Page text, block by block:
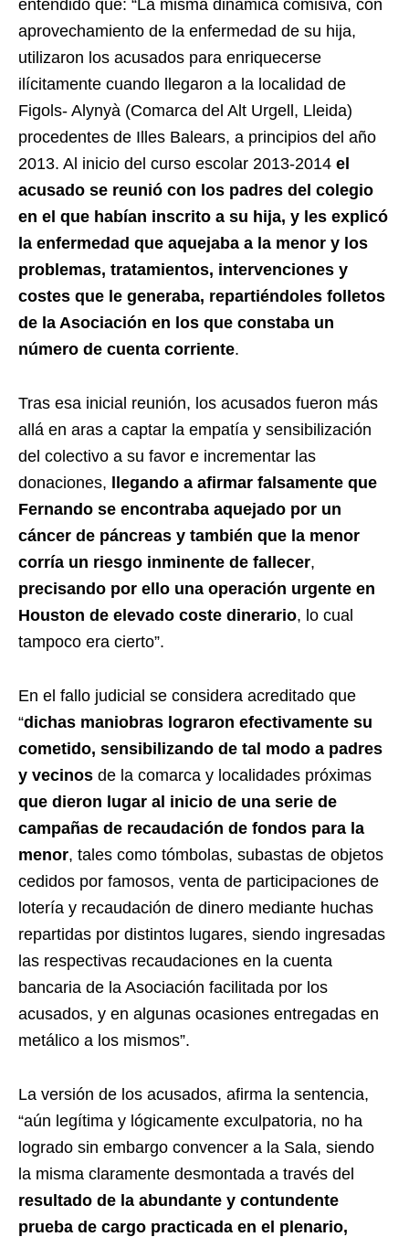
entendido que: “La misma dinámica comisiva, con
aprovechamiento de la enfermedad de su hija,
utilizaron los acusados para enriquecerse
ilícitamente cuando llegaron a la localidad de
Figols- Alynyà (Comarca del Alt Urgell, Lleida)
procedentes de Illes Balears, a principios del año
2013. Al inicio del curso escolar 2013-2014 el
acusado se reunió con los padres del colegio
en el que habían inscrito a su hija, y les explicó
la enfermedad que aquejaba a la menor y los
problemas, tratamientos, intervenciones y
costes que le generaba, repartiéndoles folletos
de la Asociación en los que constaba un
número de cuenta corriente.
Tras esa inicial reunión, los acusados fueron más
allá en aras a captar la empatía y sensibilización
del colectivo a su favor e incrementar las
donaciones, llegando a afirmar falsamente que
Fernando se encontraba aquejado por un
cáncer de páncreas y también que la menor
corría un riesgo inminente de fallecer,
precisando por ello una operación urgente en
Houston de elevado coste dinerario, lo cual
tampoco era cierto”.
En el fallo judicial se considera acreditado que
“dichas maniobras lograron efectivamente su
cometido, sensibilizando de tal modo a padres
y vecinos de la comarca y localidades próximas
que dieron lugar al inicio de una serie de
campañas de recaudación de fondos para la
menor, tales como tómbolas, subastas de objetos
cedidos por famosos, venta de participaciones de
lotería y recaudación de dinero mediante huchas
repartidas por distintos lugares, siendo ingresadas
las respectivas recaudaciones en la cuenta
bancaria de la Asociación facilitada por los
acusados, y en algunas ocasiones entregadas en
metálico a los mismos”.
La versión de los acusados, afirma la sentencia,
“aún legítima y lógicamente exculpatoria, no ha
logrado sin embargo convencer a la Sala, siendo
la misma claramente desmontada a través del
resultado de la abundante y contundente
prueba de cargo practicada en el plenario,